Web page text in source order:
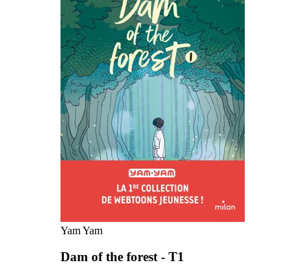
Yam Yam
Dam of the forest - T1